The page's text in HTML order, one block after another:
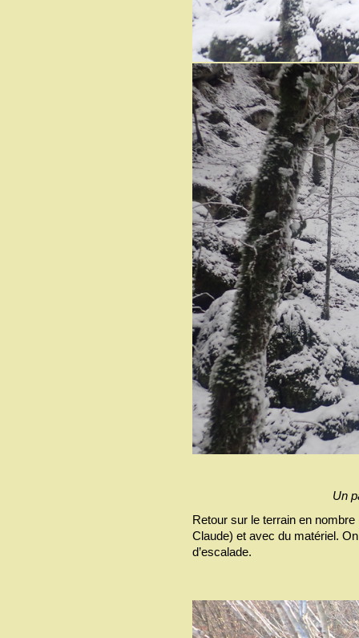
Un
Retour sur le terrain en
Claude) et avec du matériel.
d’escalade.